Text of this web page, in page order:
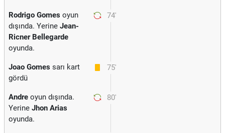
74'
Rodrigo Gomes oyun
dışında. Yerine Jean-
Ricner Bellegarde
oyunda.
75'
Joao Gomes sarı kart
gördü
80'
Andre oyun dışında.
Yerine Jhon Arias
oyunda.